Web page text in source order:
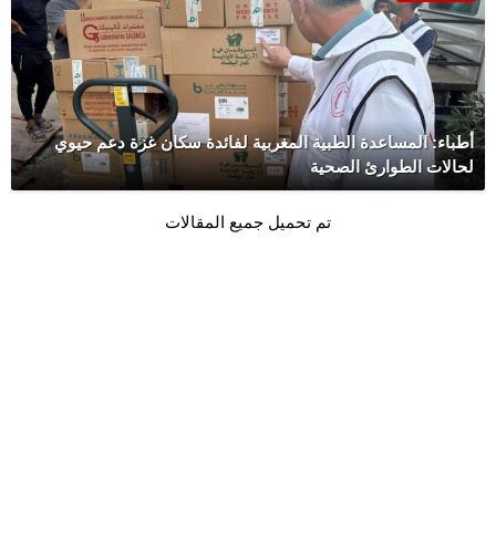
أطباء: المساعدة الطبية المغربية لفائدة سكان غزة دعم حيوي
لحالات الطوارئ الصحية
تم تحميل جميع المقالات